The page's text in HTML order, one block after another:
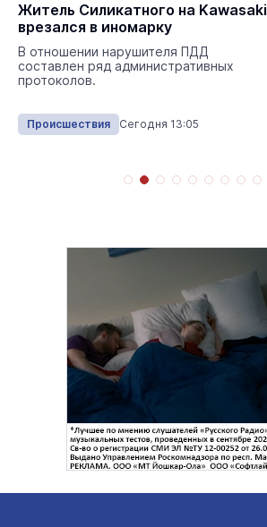
Житель Силикатного на Kawasaki
врезался в иномарку
В отношении нарушителя ПДД
составлен ряд административных
протоколов.
Происшествия Сегодня 13:05